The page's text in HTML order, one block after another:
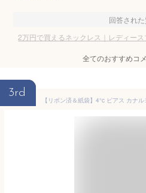
回答され
2万円で買えるネックレス｜レディー
全てのおすすめコ
3rd